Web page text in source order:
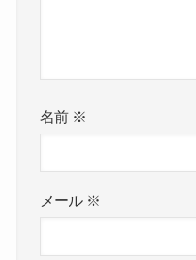
名前 ※
メール ※